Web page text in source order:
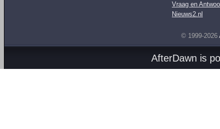
Vraag en
Nieuws2.nl
© 1999-2026
AfterDawn is